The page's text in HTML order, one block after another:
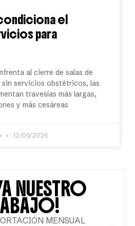
el
para
al cierre de salas de
servicios obstétricos, las
travesías más largas,
y más cesáreas
12/05/2026
NUESTRO
MENSUAL